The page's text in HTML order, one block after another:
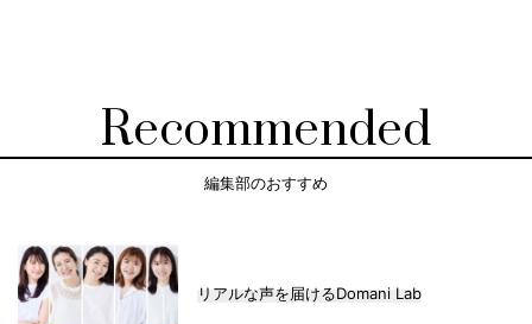
Recommended
編集部のおすすめ
リアルな声を届けるDomani Lab